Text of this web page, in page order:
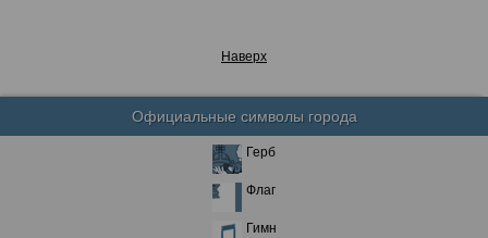
Наверх
Официальные символы города
Герб
Флаг
Гимн